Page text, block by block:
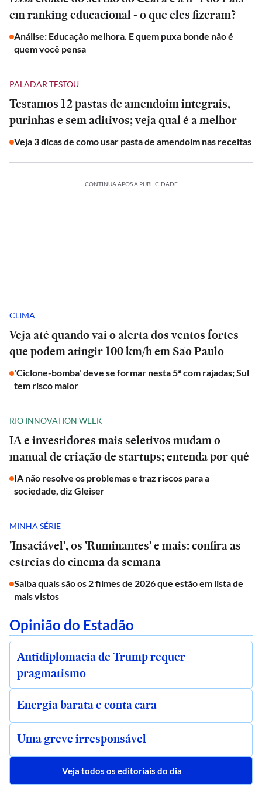
em ranking educacional - o que eles fizeram?
Análise: Educação melhora. E quem puxa bonde não é
quem você pensa
PALADAR TESTOU
Testamos 12 pastas de amendoim integrais,
purinhas e sem aditivos; veja qual é a melhor
Veja 3 dicas de como usar pasta de amendoim nas receitas
CONTINUA APÓS A PUBLICIDADE
CLIMA
Veja até quando vai o alerta dos ventos fortes
que podem atingir 100 km/h em São Paulo
'Ciclone-bomba' deve se formar nesta 5ª com rajadas; Sul
tem risco maior
RIO INNOVATION WEEK
IA e investidores mais seletivos mudam o
manual de criação de startups; entenda por quê
IA não resolve os problemas e traz riscos para a
sociedade, diz Gleiser
MINHA SÉRIE
'Insaciável', os 'Ruminantes' e mais: confira as
estreias do cinema da semana
Saiba quais são os 2 filmes de 2026 que estão em lista de
mais vistos
Opinião do Estadão
Antidiplomacia de Trump requer
pragmatismo
Energia barata e conta cara
Uma greve irresponsável
Veja todos os editoriais do dia